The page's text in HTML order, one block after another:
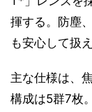
揮する。防塵
も安心して扱え
主な仕様は、
構成は5群7枚